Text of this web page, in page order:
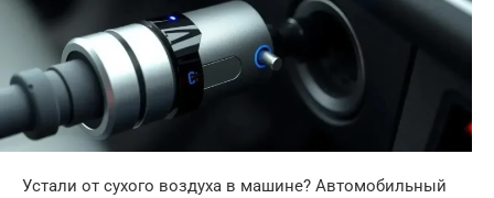
Устали от сухого воздуха в машине? Автомобильный